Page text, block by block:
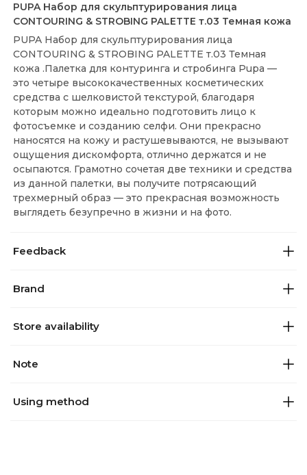
PUPA Набор для скульптурирования лица
CONTOURING & STROBING PALETTE т.03 Темная кожа
PUPA Набор для скульптурирования лица
CONTOURING & STROBING PALETTE т.03 Темная
кожа .Палетка для контуринга и стробинга Pupa —
это четыре высококачественных косметических
средства с шелковистой текстурой, благодаря
которым можно идеально подготовить лицо к
фотосъемке и созданию селфи. Они прекрасно
наносятся на кожу и растушевываются, не вызывают
ощущения дискомфорта, отлично держатся и не
осыпаются. Грамотно сочетая две техники и средства
из данной палетки, вы получите потрясающий
трехмерный образ — это прекрасная возможность
выглядеть безупречно в жизни и на фото.
Feedback
Brand
Store availability
Note
Using method